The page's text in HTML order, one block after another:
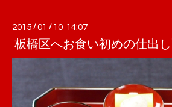
2015 /01 / 10 14:07
板橋区へお食い初めの仕出